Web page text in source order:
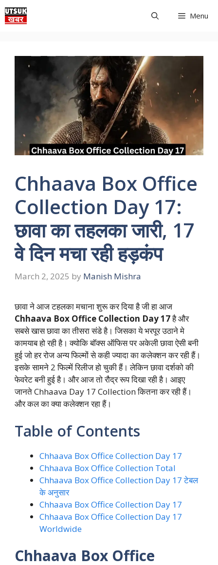
Skip
to
Menu
Chhaava Box Office
Collection Day 17:
छावा का तहलका जारी, 17
वे दिन मचा रही हड़कंप
March 2, 2025 by Manish Mishra
छावा ने आज टहलका मचाना शुरू कर दिया है जी हा आज
Chhaava Box Office Collection Day 17है और
सबसे खास छावा का तीसरा संडे है। जिसका ये भरपूर उठाने मे
कामयाब हो रही है। क्योकि बॉक्स ऑफिस पर अकेली छावा ऐसी बनी
हुई जो हर रोज अन्य फिल्मों से कही ज्यादा का कलेक्शन कर रही हैं।
इसके सामने 2 फिल्में रिलीज हो चुकी हैं। लेकिन छावा दर्शको की
फेवरेट बनी हुई है। और आज तो रौद्र रूप दिखा रही है। आइए
जानते Chhaava Day 17 Collection कितना कर रही हैं।
और कल का क्या कलेक्शन रहा हैं।
Table of Contents
Chhaava Box Office Collection Day 17
Chhaava Box Office Collection Total
Chhaava Box Office Collection Day 17 टेबल
के अनुसार
Chhaava Box Office Collection Day 17
Chhaava Box Office Collection Day 17
Worldwide
Chhaava Box Office